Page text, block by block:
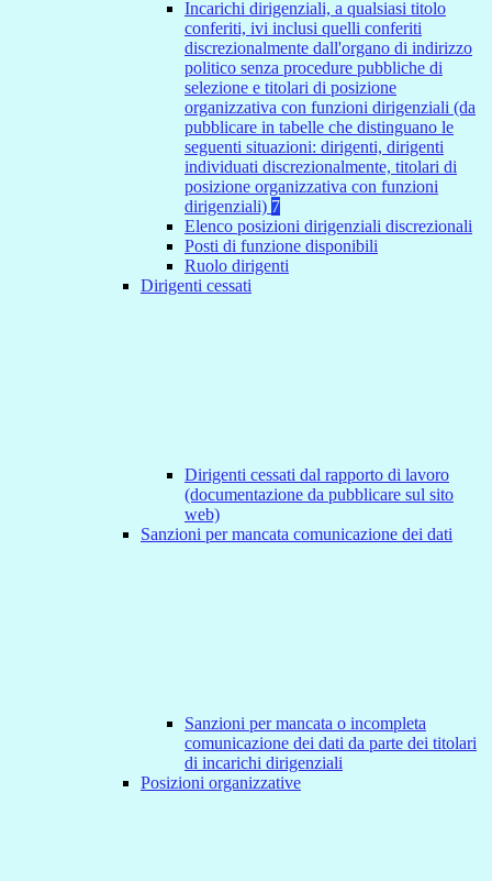
Incarichi dirigenziali, a qualsiasi titolo
conferiti, ivi inclusi quelli conferiti
discrezionalmente dall'organo di indirizzo
politico senza procedure pubbliche di
selezione e titolari di posizione
organizzativa con funzioni dirigenziali (da
pubblicare in tabelle che distinguano le
seguenti situazioni: dirigenti, dirigenti
individuati discrezionalmente, titolari di
posizione organizzativa con funzioni
dirigenziali) 7
Elenco posizioni dirigenziali discrezionali
Posti di funzione disponibili
Ruolo dirigenti
Dirigenti cessati
Dirigenti cessati dal rapporto di lavoro
(documentazione da pubblicare sul sito
web)
Sanzioni per mancata comunicazione dei dati
Sanzioni per mancata o incompleta
comunicazione dei dati da parte dei titolari
di incarichi dirigenziali
Posizioni organizzative